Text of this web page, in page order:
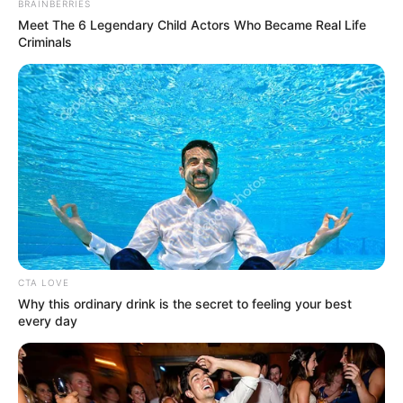
BRAINBERRIES
Meet The 6 Legendary Child Actors Who Became Real Life
Criminals
CTA LOVE
Why this ordinary drink is the secret to feeling your best
every day